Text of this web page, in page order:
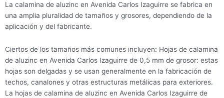
La calamina de aluzinc en Avenida Carlos Izaguirre se fabrica en
una amplia pluralidad de tamaños y grosores, dependiendo de la
aplicación y del fabricante.
Ciertos de los tamaños más comunes incluyen: Hojas de calamina
de aluzinc en Avenida Carlos Izaguirre de 0,5 mm de grosor: estas
hojas son delgadas y se usan generalmente en la fabricación de
techos, canalones y otras estructuras metálicas para exteriores.
La hojas de calamina de aluzinc en Avenida Carlos Izaguirre de